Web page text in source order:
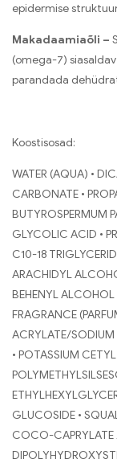
epidermise
Makadaamiaõli –
(omega-7)
parandada
Koostisosad:
WATER (AQUA) •
CARBONATE •
BUTYROSPERMUM
GLYCOLIC ACID •
C10-18
ARACHIDYL
BEHENYL ALCOHOL
FRAGRANCE
ACRYLATE/SODIUM
• POTASSIUM
GLUCOSIDE •
COCO-CAPRYLATE